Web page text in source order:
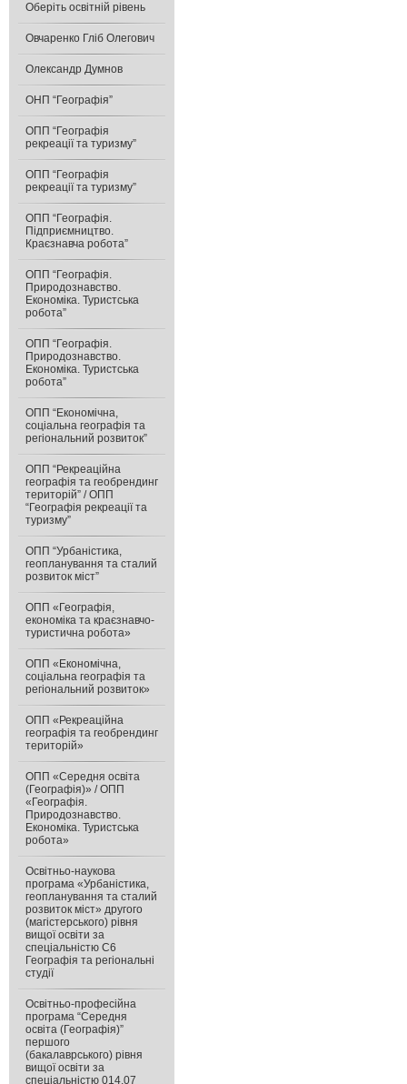
Оберіть освітній рівень
Овчаренко Гліб Олегович
Олександр Думнов
ОНП “Географія”
ОПП “Географія
рекреації та туризму”
ОПП “Географія
рекреації та туризму”
ОПП “Географія.
Підприємництво.
Краєзнавча робота”
ОПП “Географія.
Природознавство.
Економіка. Туристська
робота”
ОПП “Географія.
Природознавство.
Економіка. Туристська
робота”
ОПП “Економічна,
соціальна географія та
регіональний розвиток”
ОПП “Рекреаційна
географія та геобрендинг
територій” / ОПП
“Географія рекреації та
туризму”
ОПП “Урбаністика,
геопланування та сталий
розвиток міст”
ОПП «Географія,
економіка та краєзнавчо-
туристична робота»
ОПП «Економічна,
соціальна географія та
регіональний розвиток»
ОПП «Рекреаційна
географія та геобрендинг
територій»
ОПП «Середня освіта
(Географія)» / ОПП
«Географія.
Природознавство.
Економіка. Туристська
робота»
Освітньо-наукова
програма «Урбаністика,
геопланування та сталий
розвиток міст» другого
(магістерського) рівня
вищої освіти за
спеціальністю С6
Географія та регіональні
студії
Освітньо-професійна
програма “Середня
освіта (Географія)”
першого
(бакалаврського) рівня
вищої освіти за
спеціальністю 014.07